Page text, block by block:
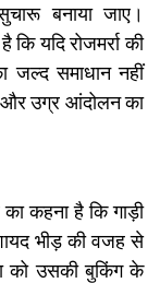
बनाया जाए।
यदि रोजमर्रा की
समाधान नहीं
और उग्र आंदोलन का
कहना है कि गाड़ी
भीड़ की वजह से
को उसकी बुकिंग के